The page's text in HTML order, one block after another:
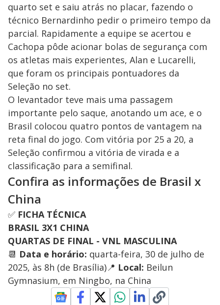
quarto set e saiu atrás no placar, fazendo o
técnico Bernardinho pedir o primeiro tempo da
parcial. Rapidamente a equipe se acertou e
Cachopa pôde acionar bolas de segurança com
os atletas mais experientes, Alan e Lucarelli,
que foram os principais pontuadores da
Seleção no set.
O levantador teve mais uma passagem
importante pelo saque, anotando um ace, e o
Brasil colocou quatro pontos de vantagem na
reta final do jogo. Com vitória por 25 a 20, a
Seleção confirmou a vitória de virada e a
classificação para a semifinal.
Confira as informações de Brasil x
China
✅ FICHA TÉCNICA
BRASIL 3X1 CHINA
QUARTAS DE FINAL - VNL MASCULINA
📆 Data e horário: quarta-feira, 30 de julho de
2025, às 8h (de Brasília)📍 Local: Beilun
Gymnasium, em Ningbo, na China